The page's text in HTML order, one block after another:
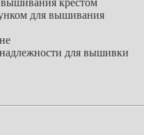
крестом
для вышивания
для вышивки